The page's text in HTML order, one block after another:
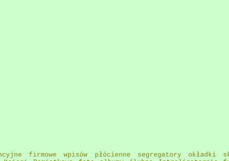
firmowe wpisów płócienne segregatory okładki